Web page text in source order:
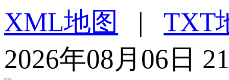
XML地图 | TXT
2026年08月06日